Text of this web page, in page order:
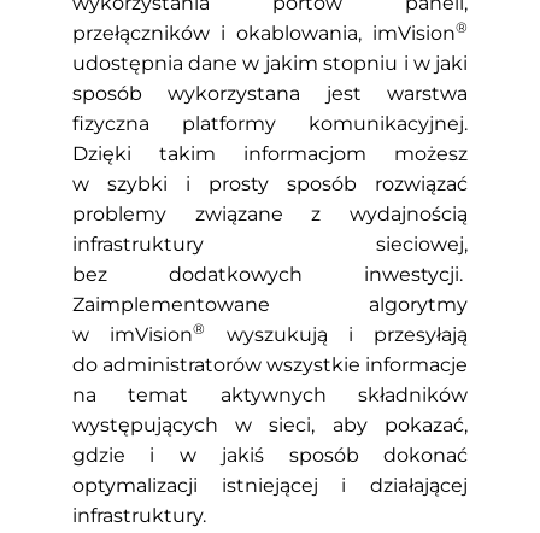
przełączników i okablowania, imVision®
udostępnia dane w jakim stopniu i w jaki
sposób wykorzystana jest warstwa
fizyczna platformy komunikacyjnej.
Dzięki takim informacjom możesz
w szybki i prosty sposób rozwiązać
problemy związane z wydajnością
infrastruktury sieciowej,
bez dodatkowych inwestycji.
Zaimplementowane algorytmy
w imVision®
wyszukują i przesyłają
do administratorów wszystkie informacje
na temat aktywnych składników
występujących w sieci, aby pokazać,
gdzie i w jakiś sposób dokonać
optymalizacji istniejącej i działającej
infrastruktury.